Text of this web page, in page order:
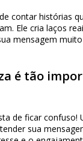
contar histórias
Ele cria laços
mensagem
é tão
de ficar confuso!
sua